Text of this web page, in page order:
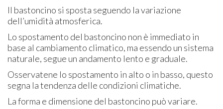
Il bastoncino si sposta seguendo la variazione
dell’umidità atmosferica.
Lo spostamento del bastoncino non è immediato in
base al cambiamento climatico, ma essendo un sistema
naturale, segue un andamento lento e graduale.
Osservatene lo spostamento in alto o in basso, questo
segna la tendenza delle condizioni climatiche.
La forma e dimensione del bastoncino può variare.